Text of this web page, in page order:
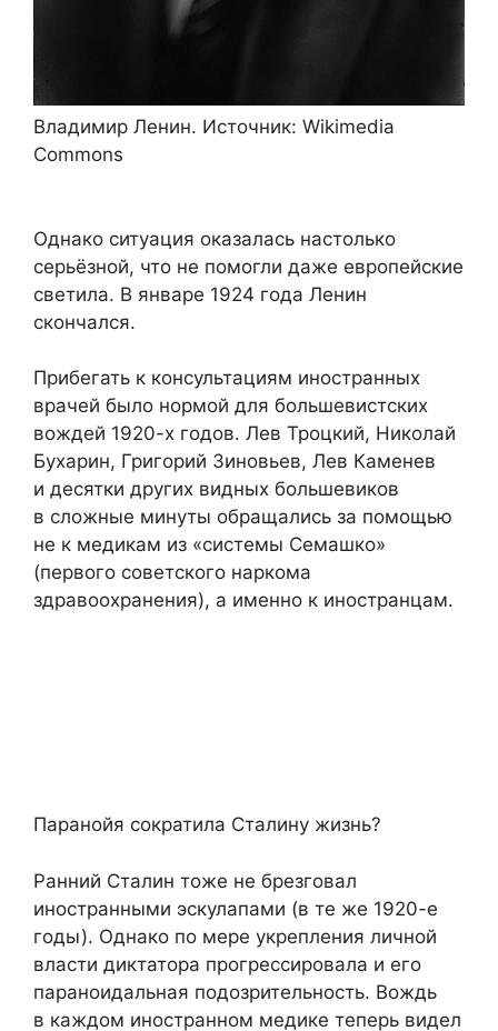
Владимир Ленин. Источник: Wikimedia
Commons
Однако ситуация оказалась настолько
серьёзной, что не помогли даже европейские
светила. В январе 1924 года Ленин
скончался.
Прибегать к консультациям иностранных
врачей было нормой для большевистских
вождей 1920-х годов. Лев Троцкий, Николай
Бухарин, Григорий Зиновьев, Лев Каменев
и десятки других видных большевиков
в сложные минуты обращались за помощью
не к медикам из «системы Семашко»
(первого советского наркома
здравоохранения), а именно к иностранцам.
Паранойя сократила Сталину жизнь?
Ранний Сталин тоже не брезговал
иностранными эскулапами (в те же 1920-е
годы). Однако по мере укрепления личной
власти диктатора прогрессировала и его
параноидальная подозрительность. Вождь
в каждом иностранном медике теперь видел